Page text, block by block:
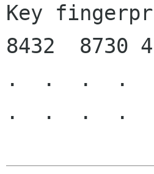
Key
8432  8730
.  .  .  .
.  .  .  .